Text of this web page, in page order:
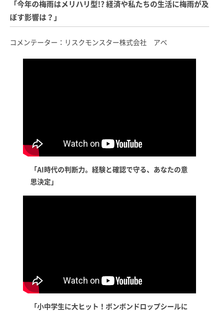
「今年の梅雨はメリハリ型!? 経済や私たちの生活に梅雨が及
ぼす影響は？」
コメンテーター：リスクモンスター株式会社 アベ
「AI時代の判断力。経験と確認で守る、あなたの意
思決定」
「小中学生に大ヒット！ボンボンドロップシールに